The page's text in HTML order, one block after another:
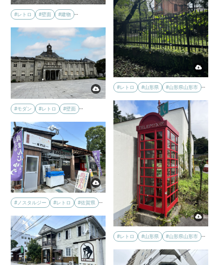
#レトロ #壁面 #建物 …
#レトロ #山形県 #山形県山形市 …
#モダン #レトロ #壁面
#レトロ #山形県 #山形県山形市 …
#ノスタルジー #レトロ #佐賀県